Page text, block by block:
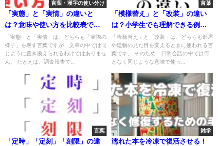
言葉・漢字の使い分け
「実態」と「実情」の違いと
は？意味や使い方を比較表で徹
底解説！
「実態」と「実情」は、どちらも「実際の
様子」を表す言葉ですが、文章の中では同
じように置き換えられるわけではありませ
ん。 たとえば、調査報告で...
言葉
「模様替え」と「改装」の違い
は？小学生でも理解できる例文
で解説！
「模様替え」と「改装」は、どちらも部屋
や建物の見た目を変えるときに使われる言
葉です。 そのため、日常会話の中では何
となく同じような意味で使っ...
言葉
「定時」「定刻」「刻限」の違
雑学
濡れた本を冷凍で復活させる！